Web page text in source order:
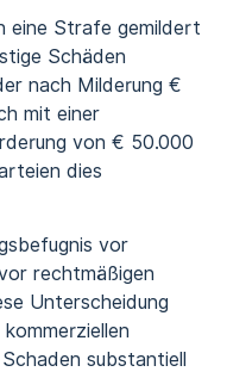
eine Strafe gemildert
Schäden
nach Milderung €
mit einer
von € 50.000
dies
vor
rechtmäßigen
Unterscheidung
substantiell